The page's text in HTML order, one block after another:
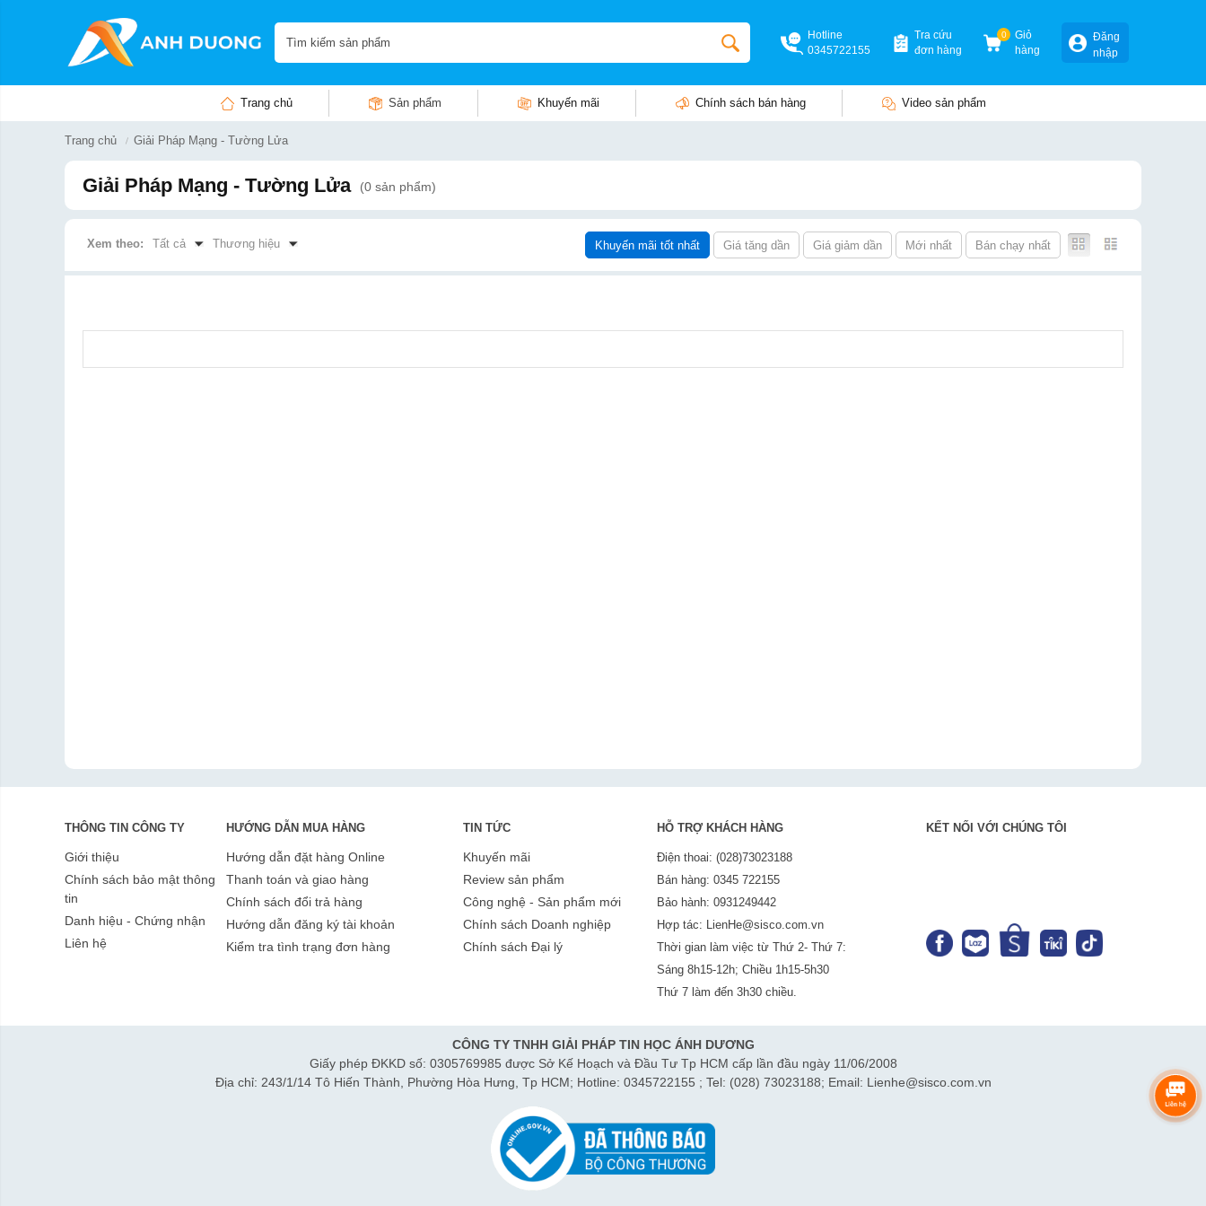
Hotline
0345722155
Tra cứu
đơn hàng
0
Giỏ
hàng
Đăng
nhập
Trang chủ Sản phẩm Khuyến mãi Chính sách bán hàng Video sản phẩm
Trang chủ Giải Pháp Mạng - Tường Lửa
Giải Pháp Mạng - Tường Lửa (0 sản phẩm)
Xem theo: Tất cả Thương hiệu Khuyến mãi tốt nhất Giá tăng dần Giá giảm dần Mới nhất Bán chạy nhất
THÔNG TIN CÔNG TY
Giới thiệu
Chính sách bảo mật thông
tin
Danh hiệu - Chứng nhận
Liên hệ
HƯỚNG DẪN MUA HÀNG
Hướng dẫn đặt hàng Online
Thanh toán và giao hàng
Chính sách đổi trả hàng
Hướng dẫn đăng ký tài khoản
Kiểm tra tình trạng đơn hàng
TIN TỨC
Khuyến mãi
Review sản phẩm
Công nghệ - Sản phẩm mới
Chính sách Doanh nghiệp
Chính sách Đại lý
HỖ TRỢ KHÁCH HÀNG
Điện thoai: (028)73023188
Bán hàng: 0345 722155
Bảo hành: 0931249442
Hợp tác: LienHe@sisco.com.vn
Thời gian làm việc từ Thứ 2- Thứ 7:
Sáng 8h15-12h; Chiều 1h15-5h30
Thứ 7 làm đến 3h30 chiều.
KẾT NỐI VỚI CHÚNG TÔI
CÔNG TY TNHH GIẢI PHÁP TIN HỌC ÁNH DƯƠNG
Giấy phép ĐKKD số: 0305769985 được Sở Kế Hoạch và Đầu Tư Tp HCM cấp lần đầu ngày 11/06/2008
Địa chỉ: 243/1/14 Tô Hiến Thành, Phường Hòa Hưng, Tp HCM; Hotline: 0345722155 ; Tel: (028) 73023188; Email: Lienhe@sisco.com.vn